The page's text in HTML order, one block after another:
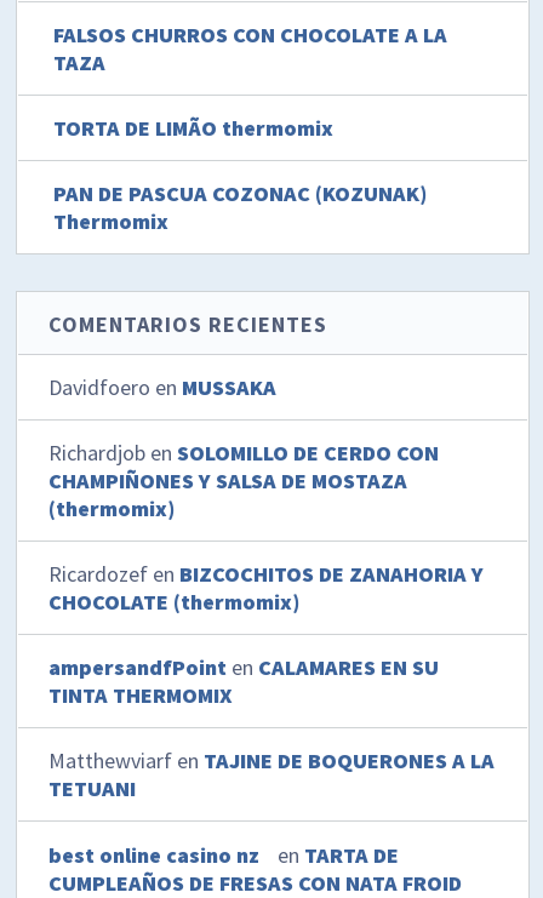
FALSOS CHURROS CON CHOCOLATE A LA
TAZA
TORTA DE LIMÃO thermomix
PAN DE PASCUA COZONAC (KOZUNAK)
Thermomix
COMENTARIOS RECIENTES
Davidfoero en MUSSAKA
Richardjob enSOLOMILLO DE CERDO CON
CHAMPIÑONES Y SALSA DE MOSTAZA
(thermomix)
Ricardozef en BIZCOCHITOS DE ZANAHORIA Y
CHOCOLATE (thermomix)
ampersandfPoint en CALAMARES EN SU
TINTA THERMOMIX
Matthewviarf en TAJINE DE BOQUERONES A LA
TETUANI
best online casino nz en TARTA DE
CUMPLEAÑOS DE FRESAS CON NATA FROID